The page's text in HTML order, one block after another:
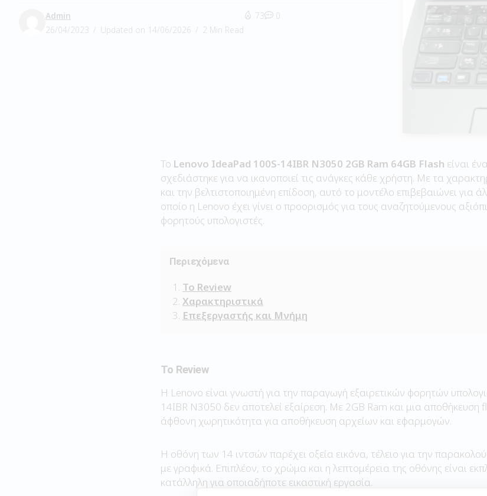
Admin
26/04/2023
Updated on 14/06/2026 2 Min Read
73 0
Το Lenovo IdeaPad 100S-14IBR N3050 2GB Ram 64GB Flash είναι
σχεδιάστηκε για να ικανοποιεί τις ανάγκες κάθε χρήστη. Με τα
και την βελτιστοποιημένη επίδοση, αυτό το μοντέλο επιβεβαιώνει για
οποίο η Lenovo έχει γίνει ο προορισμός για τους αναζητούμενους
φορητούς υπολογιστές.
Περιεχόμενα
Το Review
Χαρακτηριστικά
Επεξεργαστής και Μνήμη
Το Review
Η Lenovo είναι γνωστή για την παραγωγή εξαιρετικών φορητών
14IBR N3050 δεν αποτελεί εξαίρεση. Με 2GB Ram και μια αποθήκευση
άφθονη χωρητικότητα για αποθήκευση αρχείων και εφαρμογών.
Η οθόνη των 14 ιντσών παρέχει οξεία εικόνα, τέλειο για την
με γραφικά. Επιπλέον, το χρώμα και η λεπτομέρεια της οθόνης είναι
κατάλληλη για οποιαδήποτε εικαστική εργασία.